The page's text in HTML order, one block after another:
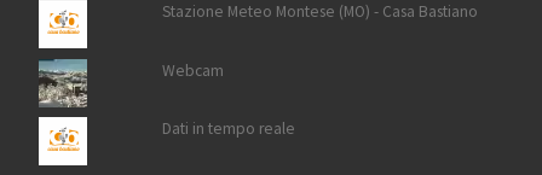
Stazione Meteo Montese (MO) - Casa Bastiano
Webcam
Dati in tempo reale